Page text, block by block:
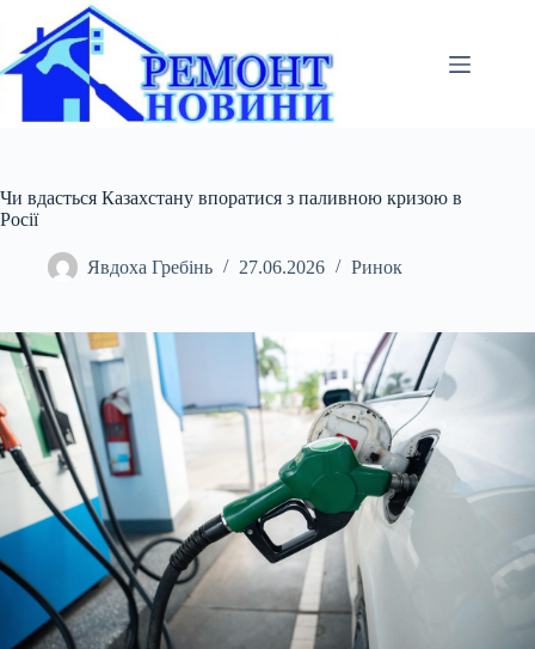
вмісту
Чи вдасться Казахстану впоратися з паливною кризою в
Росії
Явдоха Гребінь 27.06.2026 Ринок